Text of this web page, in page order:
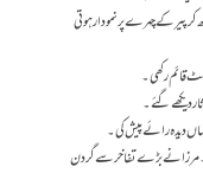
کر پیر کے چہرے پر نمودار ہوتی
قائم رکھی۔
دیکھے گئے۔
دیدہ رائے پیش کی۔
مرزا نے بڑے تفاخر سے گردن